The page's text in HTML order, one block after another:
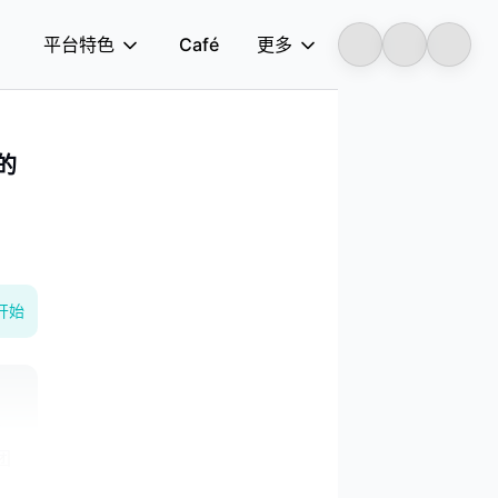
平台特色 Café 更多
始